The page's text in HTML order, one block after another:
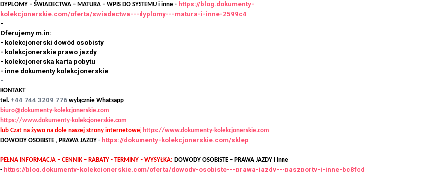
DYPLOMY – ŚWIADECTWA – MATURA – WPIS DO SYSTEMU i inne - https://blog.dokumenty-
kolekcjonerskie.com/oferta/swiadectwa---dyplomy---matura-i-inne-2599c4
-
Oferujemy m.in:
- kolekcjonerski dowód osobisty
- kolekcjonerskie prawo jazdy
- kolekcjonerska karta pobytu
- inne dokumenty kolekcjonerskie
-
KONTAKT
tel. +44 744 3209 776 wyłącznie Whatsapp
biuro@dokumenty-kolekcjonerskie.com
https://www.dokumenty-kolekcjonerskie.com
lub Czat na żywo na dole naszej strony internetowej https://www.dokumenty-kolekcjonerskie.com
DOWODY OSOBISTE , PRAWA JAZDY - https://dokumenty-kolekcjonerskie.com/sklep
PEŁNA INFORMACJA – CENNIK – RABATY - TERMINY – WYSYŁKA: DOWODY OSOBISTE – PRAWA JAZDY i inne
- https://blog.dokumenty-kolekcjonerskie.com/oferta/dowody-osobiste---prawa-jazdy---paszporty-i-inne-bc8fcd